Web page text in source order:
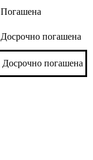
Погашена
Досрочно погашена
Досрочно погашена